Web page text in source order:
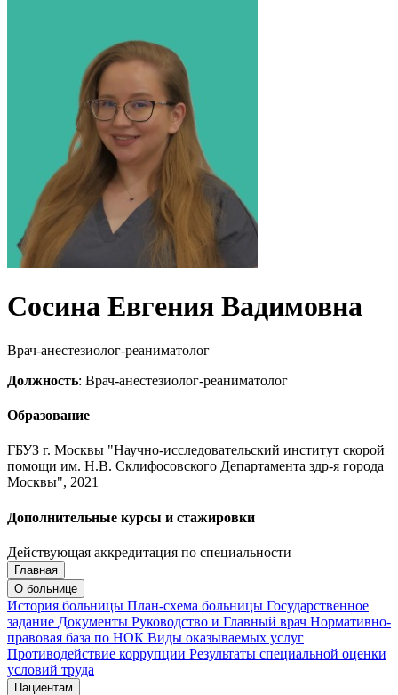
Сосина Евгения Вадимовна
Врач-анестезиолог-реаниматолог
Должность: Врач-анестезиолог-реаниматолог
Образование
ГБУЗ г. Москвы "Научно-исследовательский институт скорой
помощи им. Н.В. Склифосовского Департамента здр-я города
Москвы", 2021
Дополнительные курсы и стажировки
Действующая аккредитация по специальности
Запись на приём
Подтвердить запись Отмена
Запись подтверждена
Мои записи
Главная
О больнице
История больницы План-схема больницы Государственное
задание Документы Руководство и Главный врач Нормативно-
правовая база по НОК Виды оказываемых услуг
Противодействие коррупции Результаты специальной оценки
условий труда
Пациентам